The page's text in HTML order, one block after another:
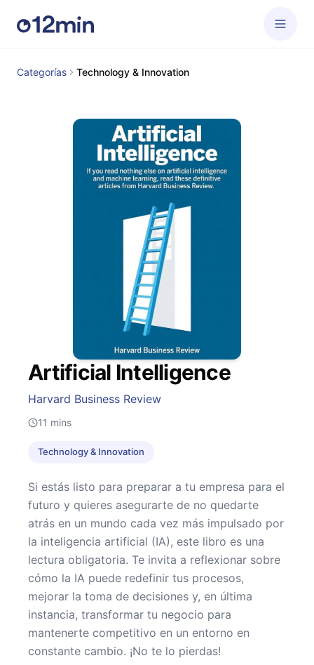
Categorías Technology & Innovation
Artificial Intelligence
Harvard Business Review
11 mins
Technology & Innovation
Si estás listo para preparar a tu empresa para el
futuro y quieres asegurarte de no quedarte
atrás en un mundo cada vez más impulsado por
la inteligencia artificial (IA), este libro es una
lectura obligatoria. Te invita a reflexionar sobre
cómo la IA puede redefinir tus procesos,
mejorar la toma de decisiones y, en última
instancia, transformar tu negocio para
mantenerte competitivo en un entorno en
constante cambio. ¡No te lo pierdas!